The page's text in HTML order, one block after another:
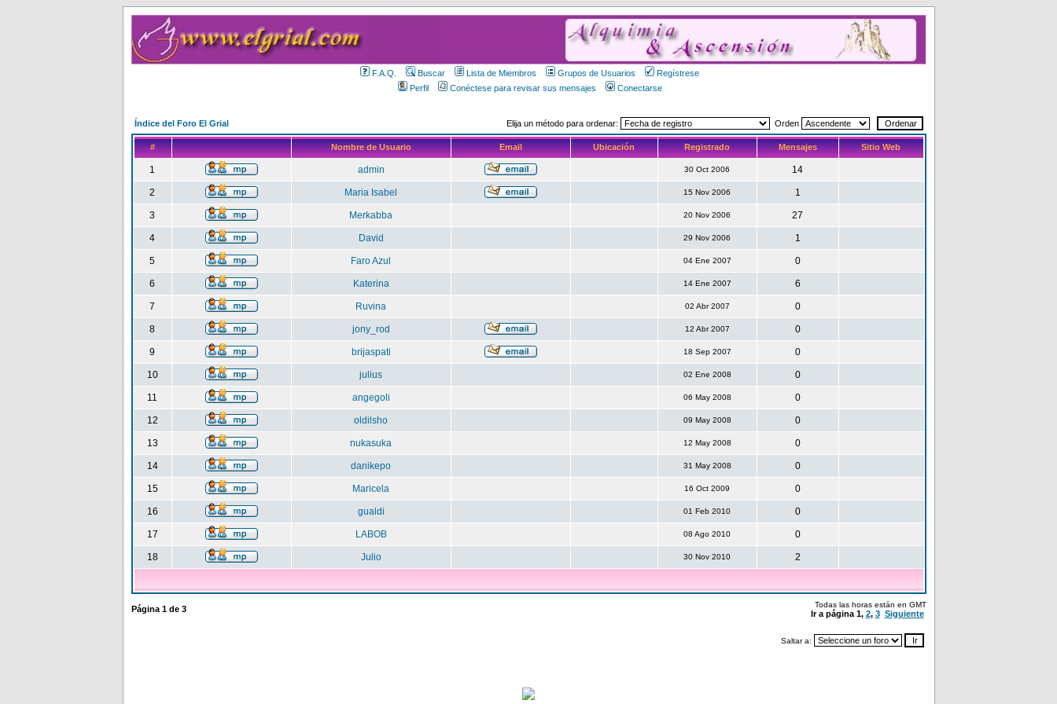
F.A.Q. Buscar Lista de Miembros Grupos de Usuarios
Regístrese
Perfil
Conéctese para revisar sus mensajes Conectarse
Índice del Foro El Grial Elija un método para ordenar: Orden
# Nombre de Usuario Email Ubicación Registrado Mensajes Sitio Web
1 admin 30 Oct 2006 14
2 Maria Isabel 15 Nov 2006 1
3 Merkabba 20 Nov 2006 27
4 David 29 Nov 2006 1
5 Faro Azul 04 Ene 2007 0
6 Katerina 14 Ene 2007 6
7 Ruvina 02 Abr 2007 0
8 jony_rod 12 Abr 2007 0
9 brijaspati 18 Sep 2007 0
10 julius 02 Ene 2008 0
11 angegoli 06 May 2008 0
12 oldilsho 09 May 2008 0
13 nukasuka 12 May 2008 0
14 danikepo 31 May 2008 0
15 Maricela 16 Oct 2009 0
16 gualdi 01 Feb 2010 0
17 LABOB 08 Ago 2010 0
18 Julio 30 Nov 2010 2
Página 1de 3 Todas las horas están en GMT
Ir a página 1, 2, 3 Siguiente
Saltar a: